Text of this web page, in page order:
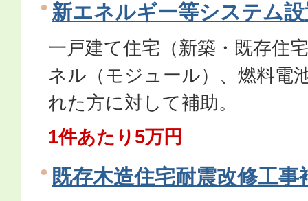
新エネルギー等システム
一戸建て住宅（新築・既存住
ネル（モジュール）、燃料電
れた方に対して補助。
1件あたり5万円
既存木造住宅耐震改修工事